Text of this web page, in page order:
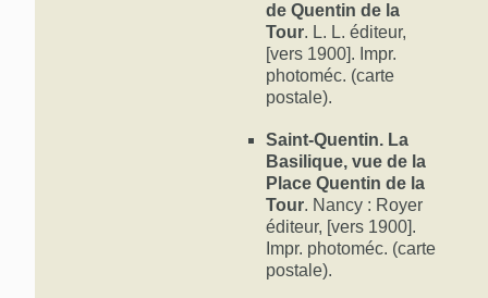
de Quentin de la
Tour. L. L. éditeur,
[vers 1900]. Impr.
photoméc. (carte
postale).
Saint-Quentin. La
Basilique, vue de la
Place Quentin de la
Tour. Nancy : Royer
éditeur, [vers 1900].
Impr. photoméc. (carte
postale).